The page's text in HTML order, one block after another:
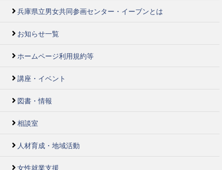
兵庫県立男女共同参画センター・イーブンとは
お知らせ一覧
ホームページ利用規約等
講座・イベント
図書・情報
相談室
人材育成・地域活動
女性就業支援